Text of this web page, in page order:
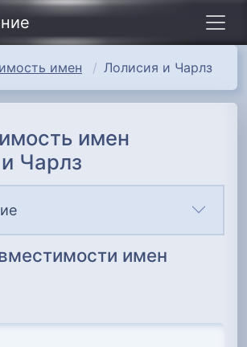
имен Лолисия и Чарлз
имен
Чарлз
имен